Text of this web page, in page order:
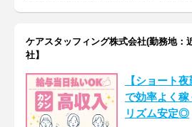
ケアスタッフィング株式会社(勤務地：
社】
【ショート
で効率よく
リズム安定◎